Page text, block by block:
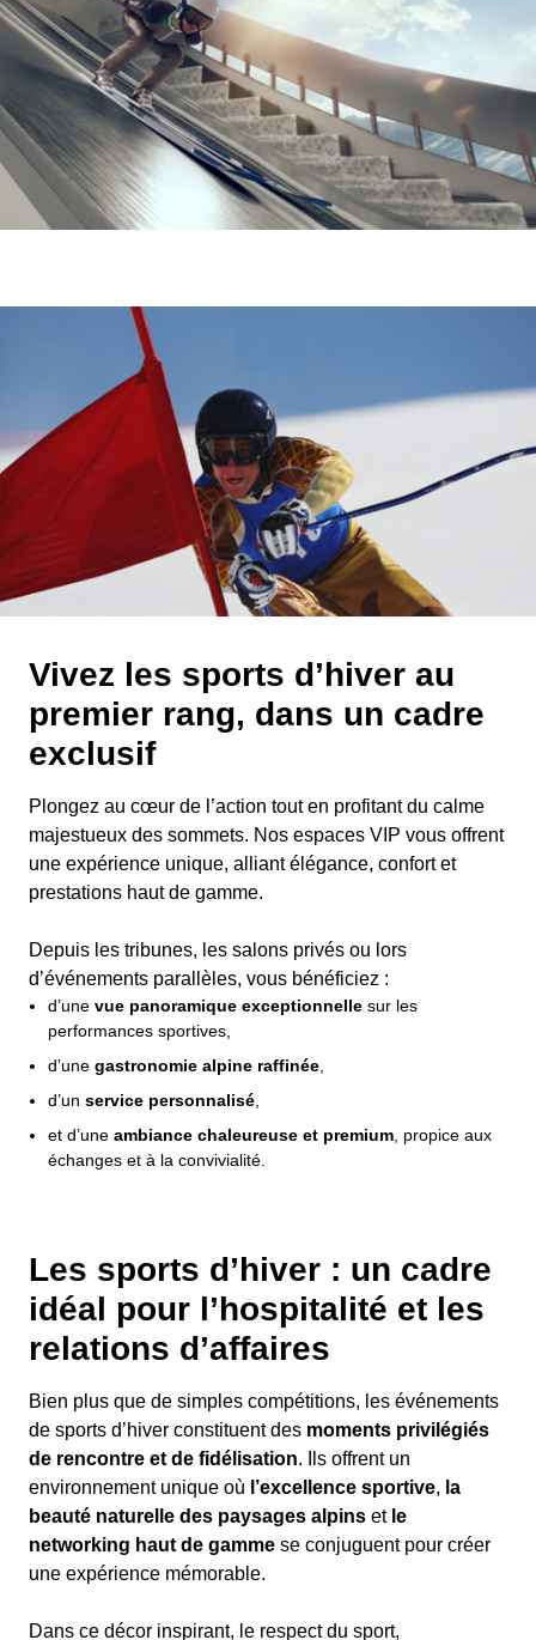
Vivez les sports d’hiver au
premier rang, dans un cadre
exclusif
Plongez au cœur de l’action tout en profitant du calme
majestueux des sommets. Nos espaces VIP vous offrent
une expérience unique, alliant élégance, confort et
prestations haut de gamme.
Depuis les tribunes, les salons privés ou lors
d’événements parallèles, vous bénéficiez :
d’une vue panoramique exceptionnelle sur les
performances sportives,
d’une gastronomie alpine raffinée,
d’un service personnalisé,
et d’une ambiance chaleureuse et premium, propice aux
échanges et à la convivialité.
Les sports d’hiver : un cadre
idéal pour l’hospitalité et les
relations d’affaires
Bien plus que de simples compétitions, les événements
de sports d’hiver constituent des moments privilégiés
de rencontre et de fidélisation. Ils offrent un
environnement unique où l’excellence sportive, la
beauté naturelle des paysages alpins et le
networking haut de gamme se conjuguent pour créer
une expérience mémorable.
Dans ce décor inspirant, le respect du sport,